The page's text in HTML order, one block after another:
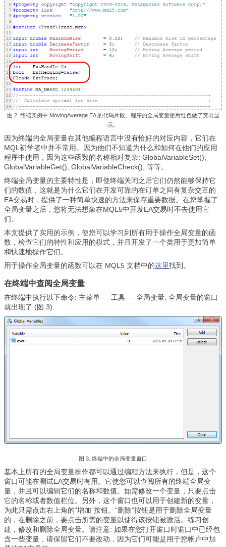
图 2. 终端实例中 MovingAverage EA 的代码片段。程序的全局变量使用红色做了突出显
示。
因为终端的全局变量在其他编程语言中没有恰好的对应内容，它们在
MQL初学者中并不常用。因为他们不知道为什么和如何在他们的应用
程序中使用，因为这些函数的名称相对复杂: GlobalVariableSet(),
GlobalVariableGet(), GlobalVariableCheck(), 等等。
终端全局变量的主要特性是，即使终端关闭之后它们仍然能够保持它
们的数值，这就是为什么它们在开发可靠的在订单之间有复杂交互的
EA交易时，提供了一种简单快速的方法来保存重要数据。在您掌握了
全局变量之后，您将无法想象在MQL5中开发EA交易时不去使用它
们。
本文提供了实用的示例，使您可以学习到所有用于操作全局变量的函
数，检查它们的特性和应用的模式，并且开发了一个类用于更加简单
和快速地操作它们。
用于操作全局变量的函数可以在 MQL5 文档中的这里找到。
在终端中查阅全局变量
在终端中执行以下命令: 主菜单 — 工具 — 全局变量. 全局变量的窗口
就出现了 (图 3).
图 3. 终端中的全局变量窗口
基本上所有的全局变量操作都可以通过编程方法来执行，但是，这个
窗口可能在测试EA交易时有用。它使您可以查阅所有的终端全局变
量，并且可以编辑它们的名称和数值。如需修改一个变量，只要点击
它的名称或者数值栏位。另外，这个窗口也可以用于创建新的变量，
为此只需点击右上角的“增加”按钮。“删除”按钮是用于删除全局变量
的，在删除之前，要点击所需的变量以使得该按钮被激活。练习创
建，修改和删除全局变量。请注意: 如果在您打开窗口时窗口中已经包
含一些变量，请保留它们不要改动，因为它们可能是用于您帐户中加